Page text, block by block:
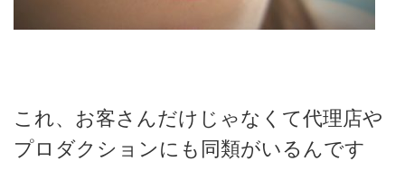
これ、お客さんだけじゃなくて代理店や
プロダクションにも同類がいるんです